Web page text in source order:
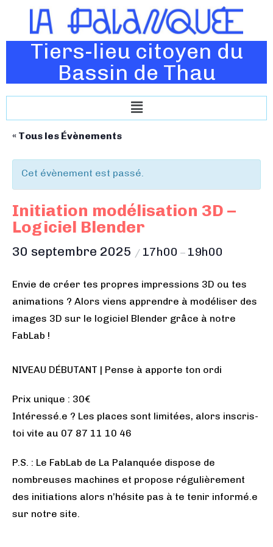
Tiers-lieu citoyen du
Bassin de Thau
« Tous les Évènements
Cet évènement est passé.
Initiation modélisation 3D –
Logiciel Blender
30 septembre 2025 / 17h00 – 19h00
Envie de créer tes propres impressions 3D ou tes
animations ? Alors viens apprendre à modéliser des
images 3D sur le logiciel Blender grâce à notre
FabLab !
NIVEAU DÉBUTANT | Pense à apporte ton ordi
Prix unique : 30€
Intéressé.e ? Les places sont limitées, alors inscris-
toi vite au 07 87 11 10 46
P.S. : Le FabLab de La Palanquée dispose de
nombreuses machines et propose régulièrement
des initiations alors n’hésite pas à te tenir informé.e
sur notre site.